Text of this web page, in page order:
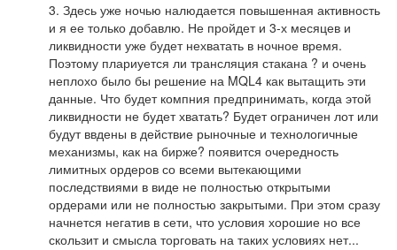
3. Здесь уже ночью налюдается повышенная активность
и я ее только добавлю. Не пройдет и 3-х месяцев и
ликвидности уже будет нехватать в ночное время.
Поэтому плариуется ли трансляция стакана ? и очень
неплохо было бы решение на MQL4 как вытащить эти
данные. Что будет компния предпринимать, когда этой
ликвидности не будет хватать? Будет ограничен лот или
будут ввдены в действие рыночные и технологичные
механизмы, как на бирже? появится очередность
лимитных ордеров со всеми вытекающими
последствиями в виде не полностью открытыми
ордерами или не полностью закрытыми. При этом сразу
начнется негатив в сети, что условия хорошие но все
скользит и смысла торговать на таких условиях нет...